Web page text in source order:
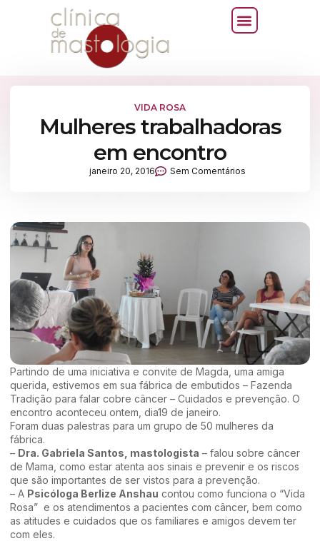
VIDA ROSA
Mulheres trabalhadoras
em encontro
janeiro 20, 2016 Sem Comentários
Partindo de uma iniciativa e convite de Magda, uma amiga
querida, estivemos em sua fábrica de embutidos – Fazenda
Tradição para falar cobre câncer – Cuidados e prevenção. O
encontro aconteceu ontem, dia19 de janeiro.
Foram duas palestras para um grupo de 50 mulheres da
fábrica.
– Dra. Gabriela Santos, mastologista – falou sobre câncer
de Mama, como estar atenta aos sinais e prevenir e os riscos
que são importantes de ser vistos para a prevenção.
– A Psicóloga Berlize Anshau contou como funciona o “Vida
Rosa” e os atendimentos a pacientes com câncer, bem como
as atitudes e cuidados que os familiares e amigos devem ter
com eles.